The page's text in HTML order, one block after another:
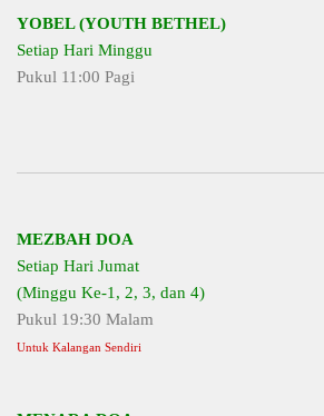
YOBEL (YOUTH BETHEL)
Setiap Hari Minggu
Pukul 11:00 Pagi
MEZBAH DOA
Setiap Hari Jumat
(Minggu Ke-1, 2, 3, dan 4)
Pukul 19:30 Malam
Untuk Kalangan Sendiri